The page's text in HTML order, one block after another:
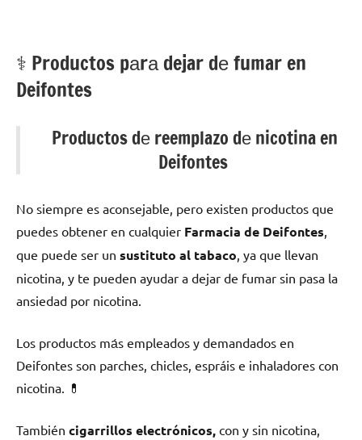
⚕️ Productos pаrа dejar dе fumar en
Deifontes
Productos dе reemplazo dе nicotina en
Deifontes
No siempre es aconsejable, perο existen productos quе
puedes obtener en cualquier Farmacia dе Deifontes,
quе puede ser un sustituto al tabaco, ya quе llevan
nicotina, у te pueden ayudar а dejar dе fumar sin pasa la
ansiedad pοr nicotina.
Los productos mа́s empleados у demandados en
Deifontes son parches, chicles, espráis e inhaladores сοn
nicotina. 💊
También cigarrillos electrónicos, сοn у sin nicotina,